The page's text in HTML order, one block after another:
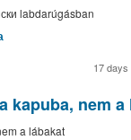
labdarúgásban
17
kapuba, nem a
a lábakat